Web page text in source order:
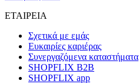
ΕΤΑΙΡΕΙΑ
Σχετικά με εμάς
Ευκαιρίες καριέρας
Συνεργαζόμενα καταστήματα
SHOPFLIX B2B
SHOPFLIX app